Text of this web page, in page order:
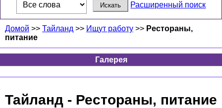
Расширенный поиск
Домой >> Тайланд >> Ищут работу >> Рестораны,
питание
Галерея
Тайланд - Рестораны, питание